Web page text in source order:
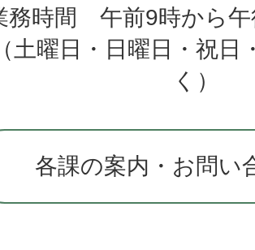
務時間 午前9時から午
（土曜日・日曜日・祝日
く）
各課の案内・お問い